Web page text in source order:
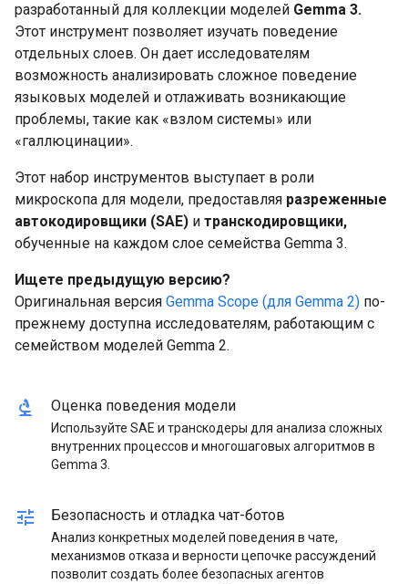
разработанный для коллекции моделей Gemma 3.
Этот инструмент позволяет изучать поведение
отдельных слоев. Он дает исследователям
возможность анализировать сложное поведение
языковых моделей и отлаживать возникающие
проблемы, такие как «взлом системы» или
«галлюцинации».
Этот набор инструментов выступает в роли
микроскопа для модели, предоставляя разреженные
автокодировщики (SAE) и транскодировщики,
обученные на каждом слое семейства Gemma 3.
Ищете предыдущую версию?
Оригинальная версия Gemma Scope (для Gemma 2) по-
прежнему доступна исследователям, работающим с
семейством моделей Gemma 2.
biotech Оценка поведения модели
Используйте SAE и транскодеры для анализа сложных
внутренних процессов и многошаговых алгоритмов в
Gemma 3.
tune Безопасность и отладка чат-ботов
Анализ конкретных моделей поведения в чате,
механизмов отказа и верности цепочке рассуждений
позволит создать более безопасных агентов